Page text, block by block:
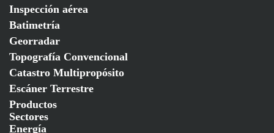
Inspección aérea
Batimetría
Georradar
Topografía Convencional
Catastro Multipropósito
Escáner Terrestre
Productos
Sectores
Energía